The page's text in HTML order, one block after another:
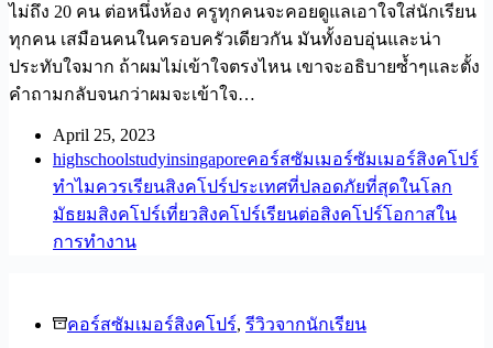
ไม่ถึง 20 คน ต่อหนึ่งห้อง ครูทุกคนจะคอยดูแลเอาใจใส่นักเรียน
ทุกคน เสมือนคนในครอบครัวเดียวกัน มันทั้งอบอุ่นและน่า
ประทับใจมาก ถ้าผมไม่เข้าใจตรงไหน เขาจะอธิบายซ้ำๆและตั้ง
คำถามกลับจนกว่าผมจะเข้าใจ…
April 25, 2023
highschoolstudyinsingaporeคอร์สซัมเมอร์ซัมเมอร์สิงคโปร์
ทำไมควรเรียนสิงคโปร์ประเทศที่ปลอดภัยที่สุดในโลก
มัธยมสิงคโปร์เที่ยวสิงคโปร์เรียนต่อสิงคโปร์โอกาสใน
การทำงาน
คอร์สซัมเมอร์สิงคโปร์, รีวิวจากนักเรียน